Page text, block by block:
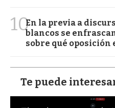
10En la previa a
blancos se
sobre qué oposición
Te puede